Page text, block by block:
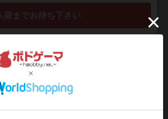
荷までお待ち下さい
Barcelona